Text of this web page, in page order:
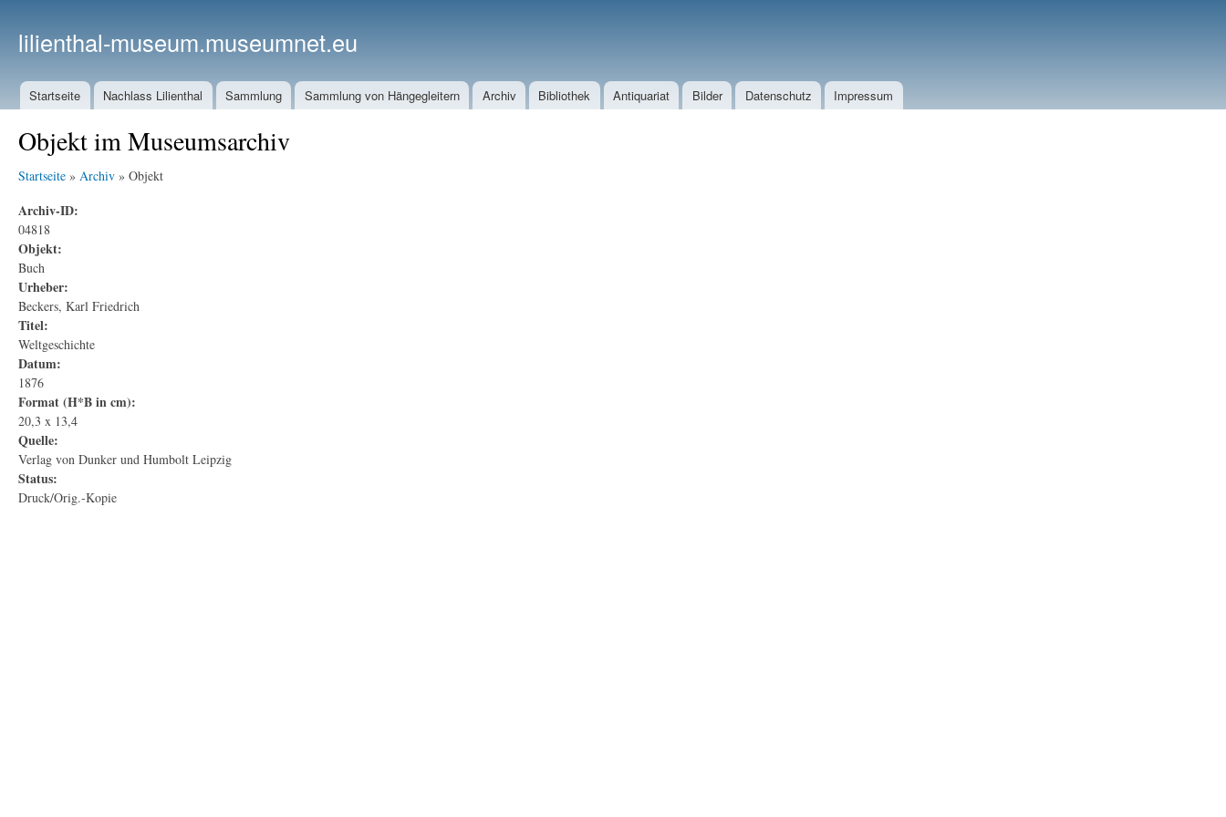
lilienthal-museum.museumnet.eu
Startseite Nachlass Lilienthal Sammlung Sammlung von Hängegleitern Archiv Bibliothek Antiquariat Bilder Datenschutz Impressum
Objekt im Museumsarchiv
Startseite » Archiv » Objekt
Archiv-ID:
04818
Objekt:
Buch
Urheber:
Beckers, Karl Friedrich
Titel:
Weltgeschichte
Datum:
1876
Format (H*B in cm):
20,3 x 13,4
Quelle:
Verlag von Dunker und Humbolt Leipzig
Status:
Druck/Orig.-Kopie